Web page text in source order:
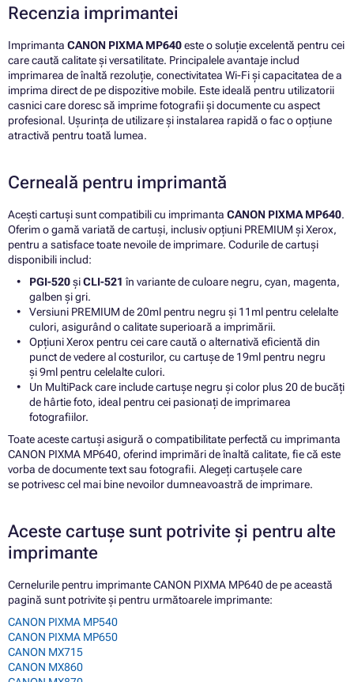
Recenzia imprimantei
Imprimanta CANON PIXMA MP640este o soluție excelentă pentru cei
care caută calitate și versatilitate. Principalele avantaje includ
imprimarea de înaltă rezoluție, conectivitatea Wi-Fi și capacitatea de a
imprima direct de pe dispozitive mobile. Este ideală pentru utilizatorii
casnici care doresc să imprime fotografii și documente cu aspect
profesional. Ușurința de utilizare și instalarea rapidă o fac o opțiune
atractivă pentru toată lumea.
Cerneală pentru imprimantă
Acești cartuși sunt compatibili cu imprimanta CANON PIXMA MP640.
Oferim o gamă variată de cartuși, inclusiv opțiuni PREMIUM și Xerox,
pentru a satisface toate nevoile de imprimare. Codurile de cartuși
disponibili includ:
PGI-520șiCLI-521 în variante de culoare negru, cyan, magenta,
galben și gri.
Versiuni PREMIUM de 20ml pentru negru și 11ml pentru celelalte
culori, asigurând o calitate superioară a imprimării.
Opțiuni Xerox pentru cei care caută o alternativă eficientă din
punct de vedere al costurilor, cu cartușe de 19ml pentru negru
și 9ml pentru celelalte culori.
Un MultiPack care include cartușe negru și color plus 20 de bucăți
de hârtie foto, ideal pentru cei pasionați de imprimarea
fotografiilor.
Toate aceste cartuși asigură o compatibilitate perfectă cu imprimanta
CANON PIXMA MP640, oferind imprimări de înaltă calitate, fie că este
vorba de documente text sau fotografii. Alegeți cartușele care
se potrivesc cel mai bine nevoilor dumneavoastră de imprimare.
Aceste cartușe sunt potrivite și pentru alte
imprimante
Cernelurile pentru imprimante CANON PIXMA MP640 de pe această
pagină sunt potrivite și pentru următoarele imprimante:
CANON PIXMA MP540
CANON PIXMA MP650
CANON MX715
CANON MX860